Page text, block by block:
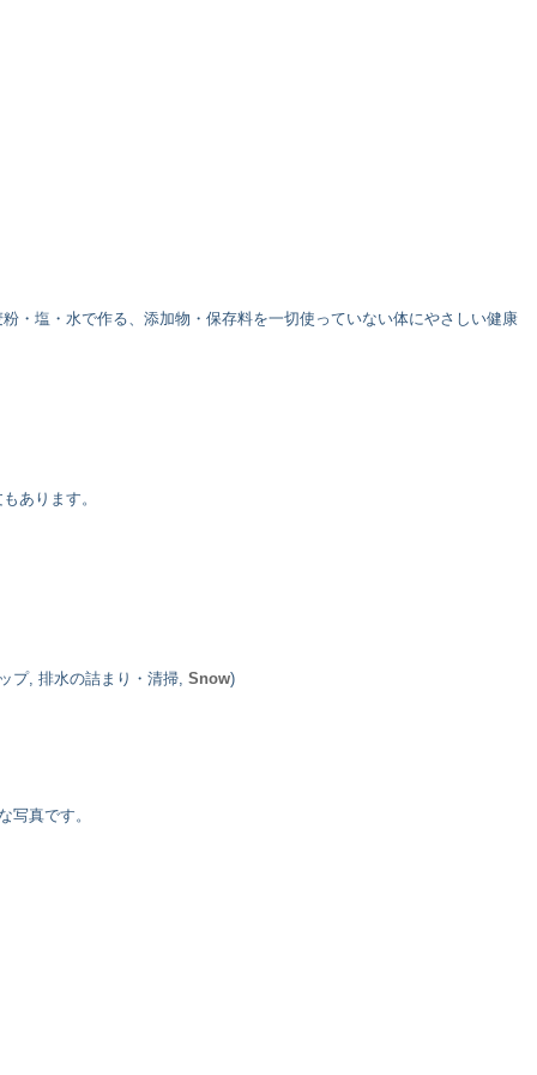
・塩・水で作る、添加物・保存料を一切使っていない体にやさしい健康
あります。
プ, 排水の詰まり・清掃, Snow)
写真です。